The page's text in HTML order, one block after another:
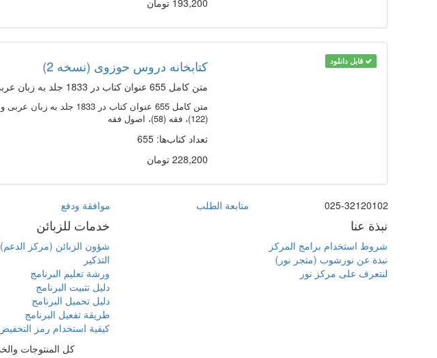
193,200 تومان
قابل دانلود کتابخانه دروس حوزوی (نسخه 2)
متن کامل 655 عنوان کتاب در 1833 جلد به زبان عربی و فارسی
(122)، فقه (58)، اصول فقه
تعداد کتاب‌ها: 655
228,200 تومان
025-32120102 متابعة الطلب موافقة ودفع
نبذة عنا
شروط استخدام برامج المركز
نبذة عن نورشوب (متجر نور)
لنتعرف على مركز نور
خدمات للزبائن
شؤون الزبائن (مركز الدعم)
التذكير
ورشة تعليم البرنامج
دليل تثبيت البرنامج
دليل تحميل البرنامج
طريقة تفعيل البرنامج
كيفية استخدام رمز
كل المنتوجات